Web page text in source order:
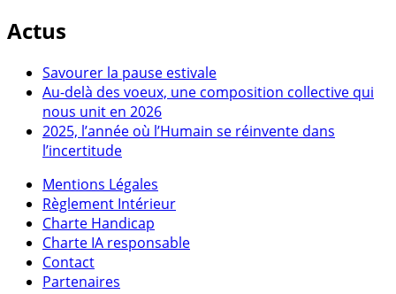
Actus
Savourer la pause estivale
Au-delà des voeux, une composition collective qui
nous unit en 2026
2025, l’année où l’Humain se réinvente dans
l’incertitude
Mentions Légales
Règlement Intérieur
Charte Handicap
Charte IA responsable
Contact
Partenaires